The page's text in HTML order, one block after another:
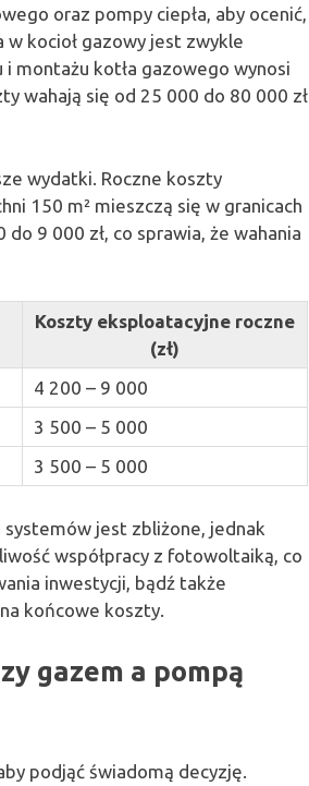
oraz pompy ciepła, aby ocenić,
kocioł gazowy jest zwykle
montażu kotła gazowego wynosi
wahają się od 25 000 do 80 000 zł
wydatki. Roczne koszty
150 m² mieszczą się w granicach
9 000 zł, co sprawia, że wahania
Koszty eksploatacyjne roczne
(zł)
4 200 – 9 000
3 500 – 5 000
3 500 – 5 000
systemów jest zbliżone, jednak
współpracy z fotowoltaiką, co
inwestycji, bądź także
końcowe koszty.
gazem a pompą
podjąć świadomą decyzję.